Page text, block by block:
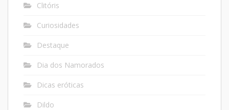
Clitóris
Curiosidades
Destaque
Dia dos Namorados
Dicas eróticas
Dildo